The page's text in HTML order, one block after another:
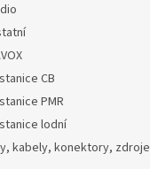
CB
PMR
lodní
kabely, konektory, zdroje